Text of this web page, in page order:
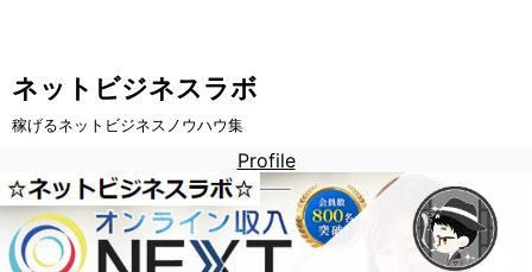
ネットビジネスラボ
稼げるネットビジネスノウハウ集
Profile